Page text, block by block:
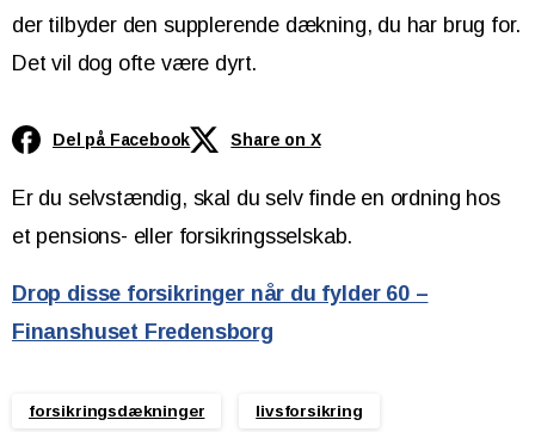
der tilbyder den supplerende dækning, du har brug for.
Det vil dog ofte være dyrt.
Del på Facebook Share on X
Er du selvstændig, skal du selv finde en ordning hos
et pensions- eller forsikringsselskab.
Drop disse forsikringer når du fylder 60 –
Finanshuset Fredensborg
forsikringsdækninger livsforsikring